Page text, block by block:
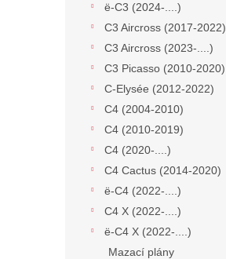
ë-C3 (2024-....)
C3 Aircross (2017-2022)
C3 Aircross (2023-....)
C3 Picasso (2010-2020)
C-Elysée (2012-2022)
C4 (2004-2010)
C4 (2010-2019)
C4 (2020-....)
C4 Cactus (2014-2020)
ë-C4 (2022-....)
C4 X (2022-....)
ë-C4 X (2022-....)
Mazací plány